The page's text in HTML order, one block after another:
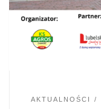
AKTUALNOŚCI